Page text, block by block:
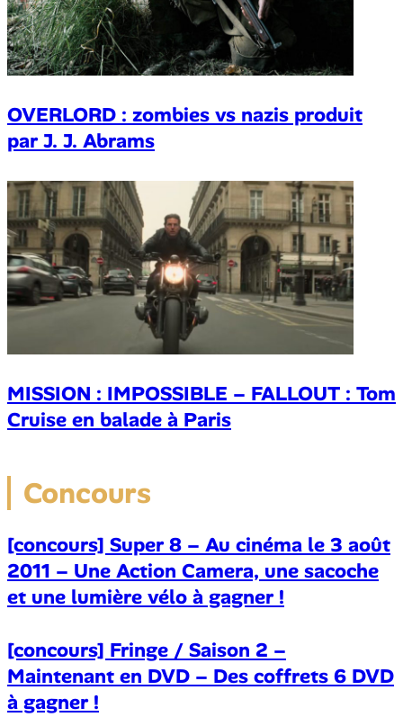
OVERLORD : zombies vs nazis produit
par J. J. Abrams
MISSION : IMPOSSIBLE – FALLOUT : Tom
Cruise en balade à Paris
Concours
[concours] Super 8 – Au cinéma le 3 août
2011 – Une Action Camera, une sacoche
et une lumière vélo à gagner !
[concours] Fringe / Saison 2 –
Maintenant en DVD – Des coffrets 6 DVD
à gagner !